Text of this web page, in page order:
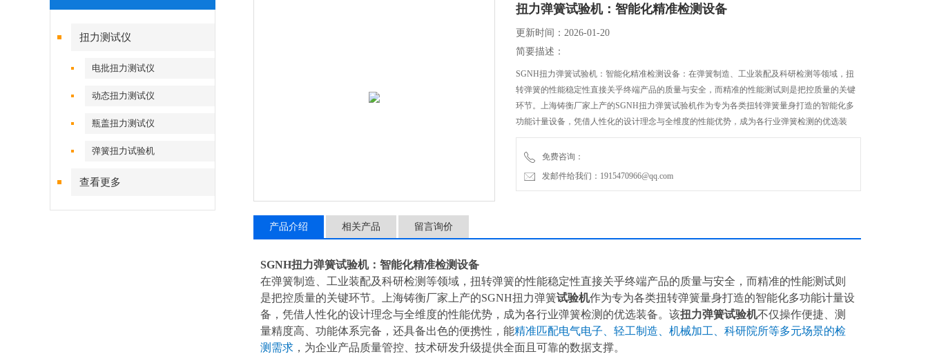
扭力测试仪
电批扭力测试仪
动态扭力测试仪
瓶盖扭力测试仪
弹簧扭力试验机
查看更多
扭力弹簧试验机：智能化精准检测设备
更新时间：2026-01-20
简要描述：
SGNH扭力弹簧试验机：智能化精准检测设备：在弹簧制造、工业装配及科研检测等领域，扭
转弹簧的性能稳定性直接关乎终端产品的质量与安全，而精准的性能测试则是把控质量的关键
环节。上海铸衡厂家上产的SGNH扭力弹簧试验机作为专为各类扭转弹簧量身打造的智能化多
功能计量设备，凭借人性化的设计理念与全维度的性能优势，成为各行业弹簧检测的优选装
备。该扭力弹簧试验机不仅操作便捷、测量精度高、功能体系完备，还具备出色
免费咨询：
发邮件给我们：1915470966@qq.com
产品介绍 相关产品 留言询价
SGNH扭力弹簧试验机：智能化精准检测设备
在弹簧制造、工业装配及科研检测等领域，扭转弹簧的性能稳定性直接关乎终端产品的质量与安全，而精准的性能测试则
是把控质量的关键环节。上海铸衡厂家上产的SGNH扭力弹簧试验机作为专为各类扭转弹簧量身打造的智能化多功能计量设
备，凭借人性化的设计理念与全维度的性能优势，成为各行业弹簧检测的优选装备。该扭力弹簧试验机不仅操作便捷、测
量精度高、功能体系完备，还具备出色的便携性，能精准匹配电气电子、轻工制造、机械加工、科研院所等多元场景的检
测需求 ，为企业产品质量管控、技术研发升级提供全面且可靠的数据支撑。